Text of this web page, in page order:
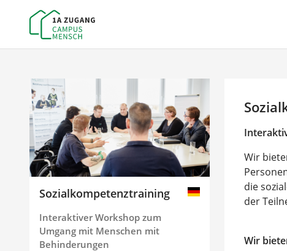
Sozialkompetenztraining
Interaktiver Workshop zum
Umgang mit Menschen mit
Behinderungen
Wir
die
der
Wir